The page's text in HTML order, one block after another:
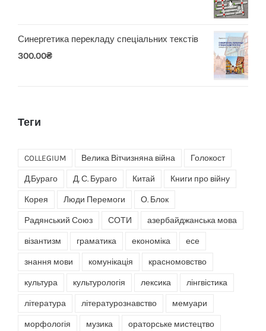
Синергетика перекладу спеціальних текстів
300.00₴
Теги
COLLEGIUM Велика Вітчизняна війна Голокост
Д.Бураго Д. С. Бураго Китай Книги про війну
Корея Люди Перемоги О. Блок
Радянський Союз СОТИ азербайджанська мова
візантизм граматика економіка есе
знання мови комунікація красномовство
культура культурологія лексика лінгвістика
література літературознавство мемуари
морфологія музика ораторське мистецтво